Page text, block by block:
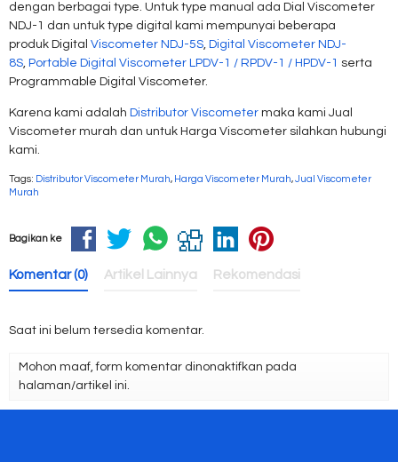
dengan berbagai type. Untuk type manual ada Dial Viscometer
NDJ-1 dan untuk type digital kami mempunyai beberapa
produk Digital Viscometer NDJ-5S, Digital Viscometer NDJ-
8S, Portable Digital Viscometer LPDV-1 / RPDV-1 / HPDV-1 serta
Programmable Digital Viscometer.
Karena kami adalah Distributor Viscometer maka kami Jual
Viscometer murah dan untuk Harga Viscometer silahkan hubungi
kami.
Tags: Distributor Viscometer Murah, Harga Viscometer Murah,Jual Viscometer
Murah
Bagikan ke
Komentar (0) Artikel Lainnya Rekomendasi
Saat ini belum tersedia komentar.
Mohon maaf, form komentar dinonaktifkan pada
halaman/artikel ini.